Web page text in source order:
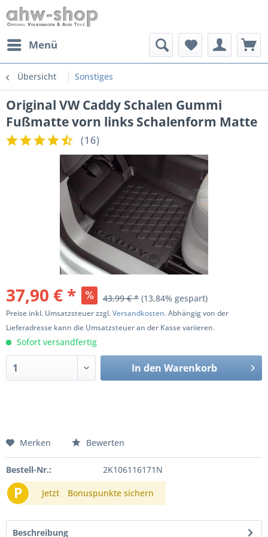
Menü
Übersicht Sonstiges
Original VW Caddy Schalen Gummi
Fußmatte vorn links Schalenform Matte
(16)
37,90 € * 43,99 € * (13,84% gespart)
Preise inkl. Umsatzsteuer zzgl.Versandkosten. Abhängig von der
Lieferadresse kann die Umsatzsteuer an der Kasse variieren.
Sofort versandfertig
In den Warenkorb
Merken Bewerten
Bestell-Nr.: 2K106116171N
P Jetzt Bonuspunkte sichern
Beschreibung